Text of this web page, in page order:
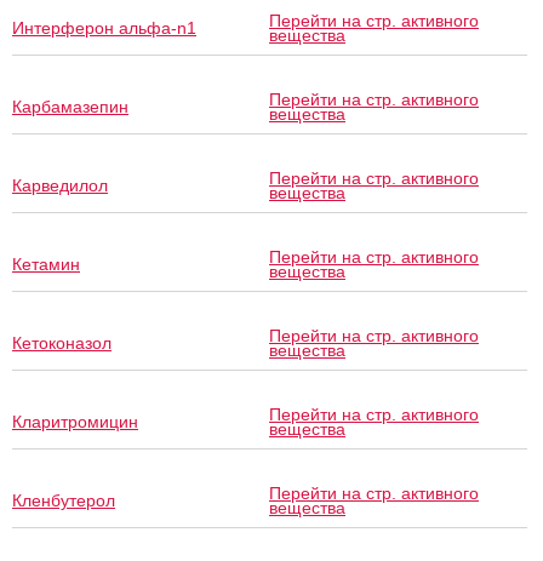
Интерферон альфа-n1 Перейти на стр. активного
вещества
Карбамазепин Перейти на стр. активного
вещества
Карведилол Перейти на стр. активного
вещества
Кетамин Перейти на стр. активного
вещества
Кетоконазол Перейти на стр. активного
вещества
Кларитромицин Перейти на стр. активного
вещества
Кленбутерол Перейти на стр. активного
вещества